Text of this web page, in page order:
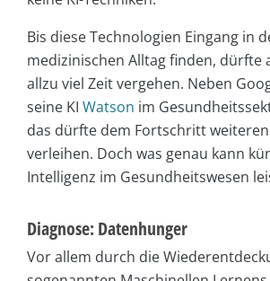
Bis diese Technologien Eingang in
medizinischen Alltag finden, dürfte
allzu viel Zeit vergehen. Neben
seine KI Watson im
das dürfte dem Fortschritt
verleihen. Doch was genau kann
Intelligenz im Gesundheitswesen
Diagnose: Datenhunger
Vor allem durch die